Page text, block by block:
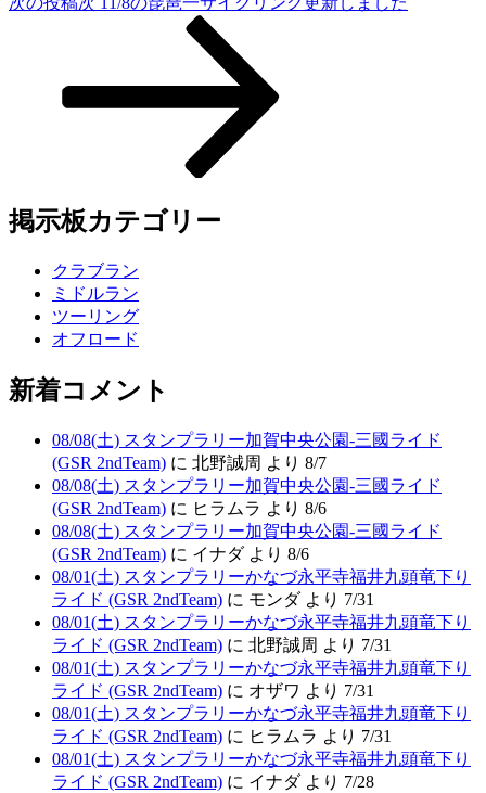
掲示板カテゴリー
クラブラン
ミドルラン
ツーリング
オフロード
新着コメント
08/08(土) スタンプラリー加賀中央公園-三國ライド
(GSR 2ndTeam) に 北野誠周 より 8/7
08/08(土) スタンプラリー加賀中央公園-三國ライド
(GSR 2ndTeam) に ヒラムラ より 8/6
08/08(土) スタンプラリー加賀中央公園-三國ライド
(GSR 2ndTeam) に イナダ より 8/6
08/01(土) スタンプラリーかなづ永平寺福井九頭竜下り
ライド (GSR 2ndTeam) に モンダ より 7/31
08/01(土) スタンプラリーかなづ永平寺福井九頭竜下り
ライド (GSR 2ndTeam) に 北野誠周 より 7/31
08/01(土) スタンプラリーかなづ永平寺福井九頭竜下り
ライド (GSR 2ndTeam) に オザワ より 7/31
08/01(土) スタンプラリーかなづ永平寺福井九頭竜下り
ライド (GSR 2ndTeam) に ヒラムラ より 7/31
08/01(土) スタンプラリーかなづ永平寺福井九頭竜下り
ライド (GSR 2ndTeam) に イナダ より 7/28